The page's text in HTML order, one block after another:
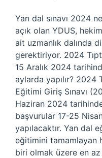
Yan dal sınavı 2024
açık olan YDUS,
ait uzmanlık dalında
gerektiriyor. 2024
15 Aralık 2024
aylarda yapılır? 2024
Eğitimi Giriş Sınavı
Haziran 2024 tarihinde
başvurular 17-25
yapılacaktır. Yan dal
eğitimini tamamlayan
biri olmak üzere en